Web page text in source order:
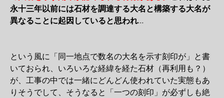
永十三年以前には石材を調達する大名と構築する大名が
異なることに起因していると思われ…
という風に「同一地点で数名の大名を示す刻印が」と書
いておられ、いろいろな経緯を経た石材（再利用も？）
が、工事の中では一緒にどんどん使われていた実態もあ
りそうでして、そうなると「一つの刻印」が必ずしも絶